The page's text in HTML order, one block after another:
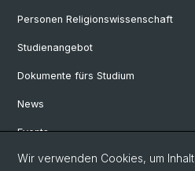
Personen Religionswissenschaft
Studienangebot
Dokumente fürs Studium
News
Events
Studienberatung Basel
Wir verwenden Cookies, um